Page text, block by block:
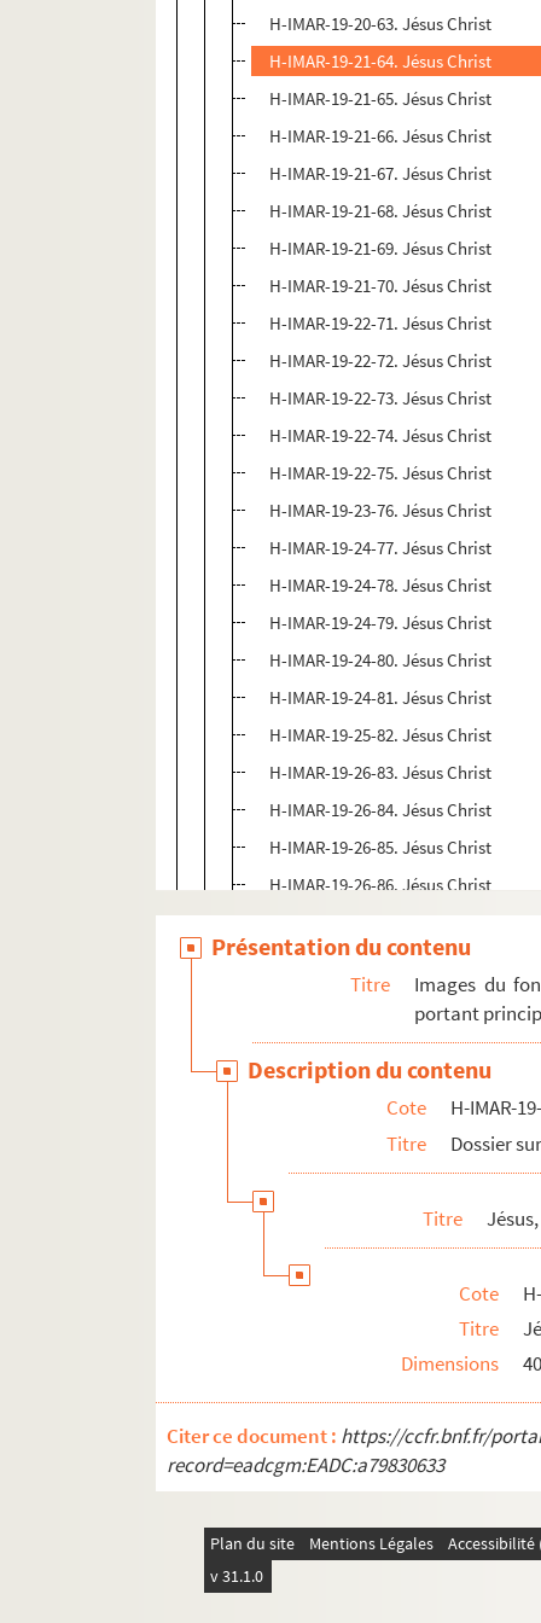
H-IMAR-19-20-63. Jésus Christ
H-IMAR-19-21-64. Jésus Christ
H-IMAR-19-21-65. Jésus Christ
H-IMAR-19-21-66. Jésus Christ
H-IMAR-19-21-67. Jésus Christ
H-IMAR-19-21-68. Jésus Christ
H-IMAR-19-21-69. Jésus Christ
H-IMAR-19-21-70. Jésus Christ
H-IMAR-19-22-71. Jésus Christ
H-IMAR-19-22-72. Jésus Christ
H-IMAR-19-22-73. Jésus Christ
H-IMAR-19-22-74. Jésus Christ
H-IMAR-19-22-75. Jésus Christ
H-IMAR-19-23-76. Jésus Christ
H-IMAR-19-24-77. Jésus Christ
H-IMAR-19-24-78. Jésus Christ
H-IMAR-19-24-79. Jésus Christ
H-IMAR-19-24-80. Jésus Christ
H-IMAR-19-24-81. Jésus Christ
H-IMAR-19-25-82. Jésus Christ
H-IMAR-19-26-83. Jésus Christ
H-IMAR-19-26-84. Jésus Christ
H-IMAR-19-26-85. Jésus Christ
H-IMAR-19-26-86. Jésus Christ
H-IMAR-19-26-87. Jésus Christ
H-IMAR-19-26-88. Jésus Christ
H-IMAR-19-26-89. Jésus Christ
H-IMAR-19-26-91. Jésus Christ
H-IMAR-19-27-92. Jésus Christ
H-IMAR-19-28-93. Jésus Christ
H-IMAR-19-28-95. Jésus Christ
H-IMAR-19-28-96. Jésus Christ
H-IMAR-19-28-97. Jésus Christ
H-IMAR-19-28-98. Jésus Christ
H-IMAR-19-29-99. Jésus Christ
H-IMAR-19-29-100. Jésus Christ
H-IMAR-19-29-101. Jésus Christ
H-IMAR-19-29-102. Jésus Christ
H-IMAR-19-29-104. Jésus Christ
H-IMAR-19-29-105. Jésus Christ
Présentation du contenu
Titre
Images du
portant
Description du contenu
Cote
H-IMAR-
Titre
Dossier
Titre
Cote
Titre
Dimensions
Citer ce document : https://ccfr.bnf.fr/
record=eadcgm:EADC:a79830633
Plan du site Mentions Légales
v 31.1.0